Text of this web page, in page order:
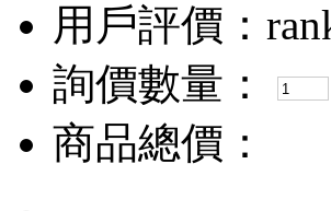
用戶評價：
詢價數量：
商品總價：